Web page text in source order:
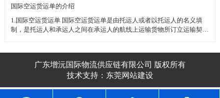
​国际空运货运单的介绍
1.国际空运货运单 国际空运货运单是由托运人或者以托运人的名义填
制，是托运人和承运人之间在承运人的航线上运输货物所订立运输契约
广东增沅国际物流供应链有限公司 版权所有
技术支持： 东莞网站建设​